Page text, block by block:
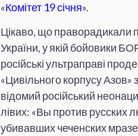
«Комітет 19 січня».
Цікаво, що праворадикали
України, у якій бойовики
російські ультраправі
«Цивільного корпусу
відомий російський
лівих: «Вы против русских
убивавших чеченских